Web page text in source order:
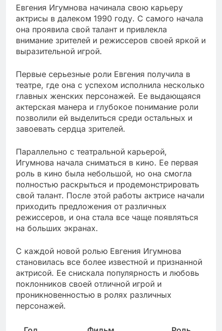
Евгения Игумнова начинала свою карьеру
актрисы в далеком 1990 году. С самого начала
она проявила свой талант и привлекла
внимание зрителей и режиссеров своей яркой и
выразительной игрой.
Первые серьезные роли Евгения получила в
театре, где она с успехом исполнила несколько
главных женских персонажей. Ее выдающаяся
актерская манера и глубокое понимание роли
позволили ей выделиться среди остальных и
завоевать сердца зрителей.
Параллельно с театральной карьерой,
Игумнова начала сниматься в кино. Ее первая
роль в кино была небольшой, но она смогла
полностью раскрыться и продемонстрировать
свой талант. После этой работы актрисе начали
приходить предложения от различных
режиссеров, и она стала все чаще появляться
на больших экранах.
С каждой новой ролью Евгения Игумнова
становилась все более известной и признанной
актрисой. Ее снискала популярность и любовь
поклонников своей отличной игрой и
проникновенностью в ролях различных
персонажей.